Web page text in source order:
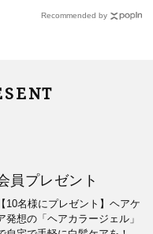
Recommended by
員プレゼント
【10名様にプレゼント】ヘアケ
発想の「ヘアカラージェル」